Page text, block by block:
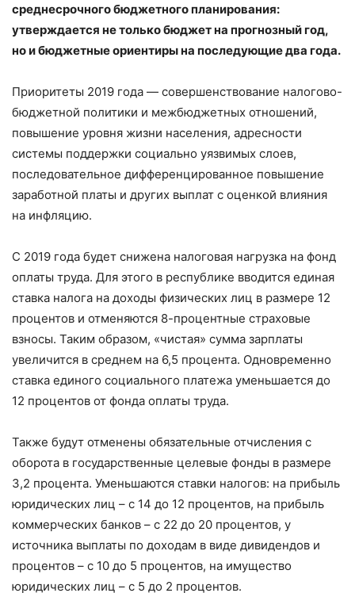
среднесрочного бюджетного планирования:
утверждается не только бюджет на прогнозный год,
но и бюджетные ориентиры на последующие два года.
Приоритеты 2019 года — совершенствование налогово-
бюджетной политики и межбюджетных отношений,
повышение уровня жизни населения, адресности
системы поддержки социально уязвимых слоев,
последовательное дифференцированное повышение
заработной платы и других выплат с оценкой влияния
на инфляцию.
С 2019 года будет снижена налоговая нагрузка на фонд
оплаты труда. Для этого в республике вводится единая
ставка налога на доходы физических лиц в размере 12
процентов и отменяются 8-процентные страховые
взносы. Таким образом, «чистая» сумма зарплаты
увеличится в среднем на 6,5 процента. Одновременно
ставка единого социального платежа уменьшается до
12 процентов от фонда оплаты труда.
Также будут отменены обязательные отчисления с
оборота в государственные целевые фонды в размере
3,2 процента. Уменьшаются ставки налогов: на прибыль
юридических лиц – с 14 до 12 процентов, на прибыль
коммерческих банков – с 22 до 20 процентов, у
источника выплаты по доходам в виде дивидендов и
процентов – с 10 до 5 процентов, на имущество
юридических лиц – с 5 до 2 процентов.